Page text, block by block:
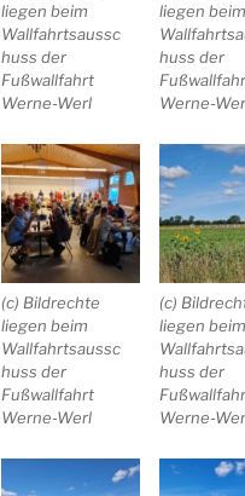
liegen beim
Wallfahrtsaussc
huss der
Fußwallfahrt
Werne-Werl
liegen beim
huss der
Werne-
(c) Bildrechte
liegen beim
Wallfahrtsaussc
huss der
Fußwallfahrt
Werne-Werl
(c)
liegen beim
huss der
Werne-